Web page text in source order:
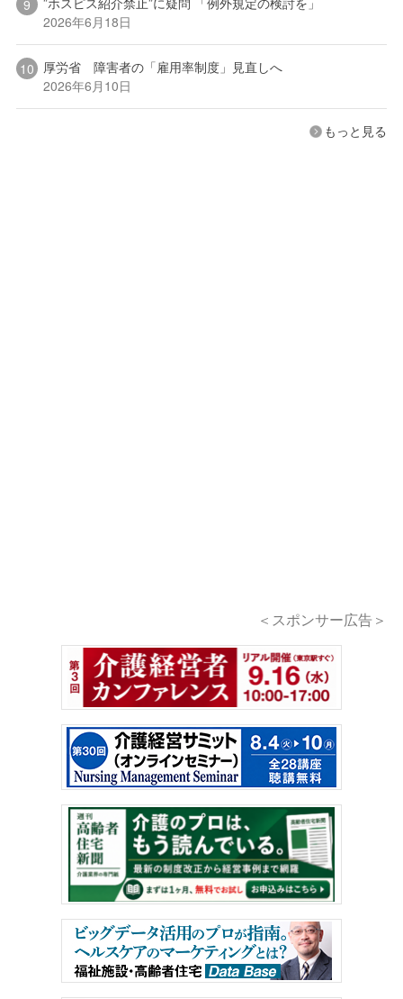
2026年6月18日
厚労省 障害者の「雇用率制度」見直しへ
2026年6月10日
もっと見る
＜スポンサー広告＞